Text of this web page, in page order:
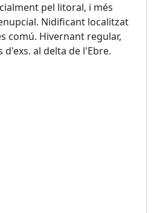
pel litoral, i més
Nidificant localitzat
comú. Hivernant regular,
al delta de l'Ebre.